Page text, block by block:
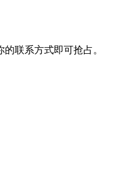
联系方式即可抢占。